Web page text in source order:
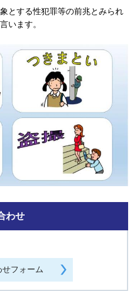
とする性犯罪等の前兆とみられ
います。
わせ